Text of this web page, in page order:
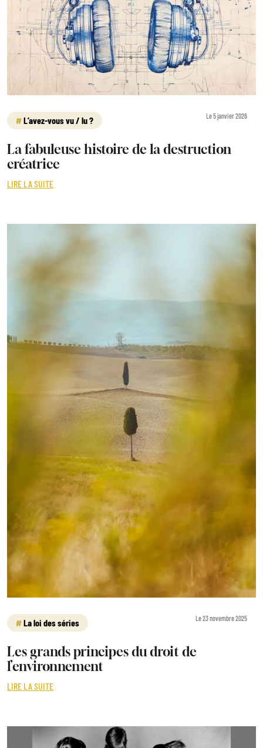
L’avez-vous vu / lu ? Le 5 janvier 2026
La fabuleuse histoire de la destruction
créatrice
LIRE LA SUITE
La loi des séries Le 23 novembre 2025
Les grands principes du droit de
l’environnement
LIRE LA SUITE